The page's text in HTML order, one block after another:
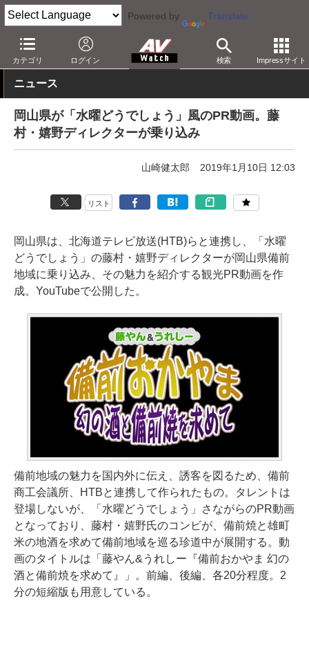
Powered by Translate
カテゴリ ログイン 検索 Impressサイト
AV Watch コンテンツ・サービス 映像配信 YouTube
ニュース
岡山県が「水曜どうでしょう」風のPR動画。藤
村・嬉野ディレクターが乗り込み
山崎健太郎 2019年1月10日 12:03
リスト
岡山県は、北海道テレビ放送(HTB)らと連携し、「水曜
どうでしょう」の藤村・嬉野ディレクターが岡山県備前
地域に乗り込み、その魅力を紹介する観光PR動画を作
成。YouTubeで公開した。
備前地域の魅力を国内外に伝え、誘客を図るため、備前
商工会議所、HTBと連携して作られたもの。タレントは
登場しないが、「水曜どうでしょう」さながらのPR動画
となっており、藤村・嬉野氏のコンビが、備前焼と雄町
米の地酒を求めて備前地域を巡る珍道中が展開する。動
画のタイトルは「藤やん&うれしー『備前おかやま 幻の
酒と備前焼を求めて』」。前編、後編、各20分程度。2
分の短縮版も用意している。